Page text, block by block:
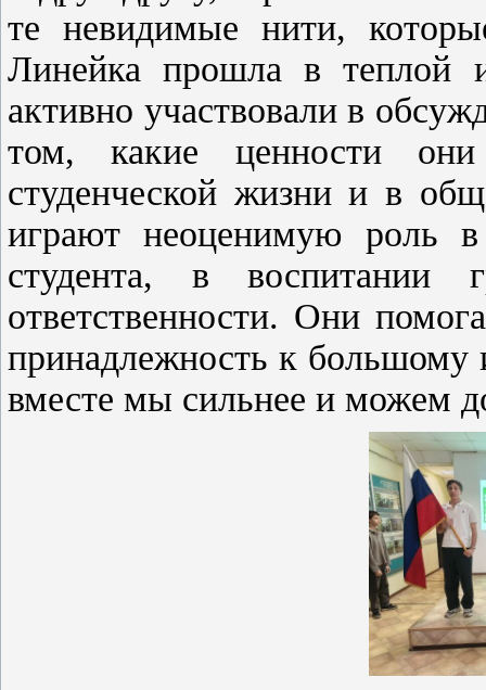
те невидимые нити,
Линейка прошла в теплой
активно участвовали в
том, какие ценности
студенческой жизни и в
играют неоценимую роль
студента, в воспитании
ответственности. Они
принадлежность к большому
вместе мы сильнее и можем